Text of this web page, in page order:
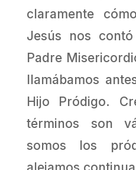
claramente
Jesús nos
Padre
llamábamos
Hijo Pródigo.
términos son
somos los